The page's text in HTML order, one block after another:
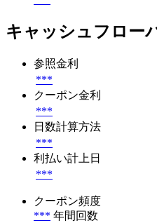
キャッシュフロー
参照金利
***
クーポン金利
***
日数計算方法
***
利払い計上日
***
クーポン頻度
*** 年間回数